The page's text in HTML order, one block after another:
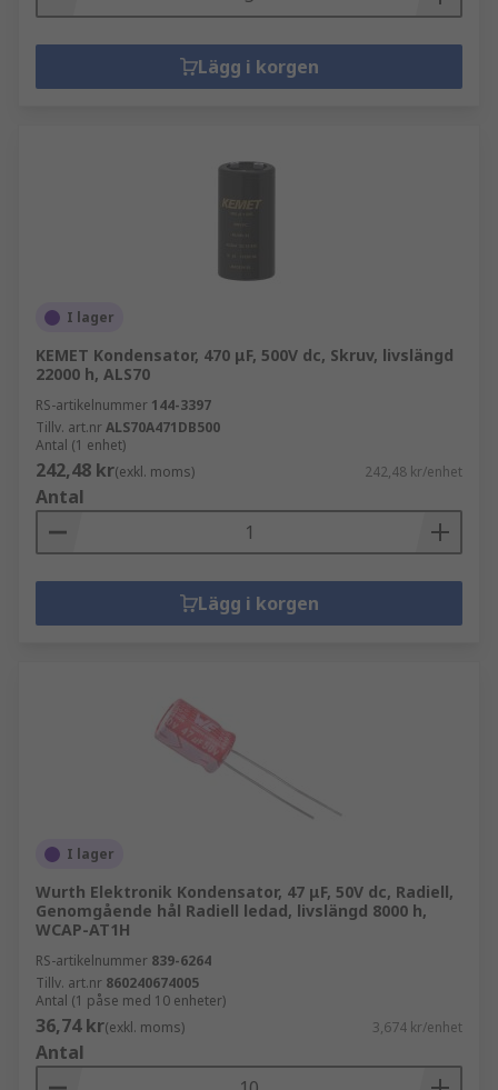
Lägg i korgen
I lager
KEMET Kondensator, 470 μF, 500V dc, Skruv, livslängd
22000 h, ALS70
RS-artikelnummer 144-3397
Tillv. art.nrALS70A471DB500
Antal (1 enhet)
242,48 kr(exkl. moms) 242,48 kr/enhet
Antal
Lägg i korgen
I lager
Wurth Elektronik Kondensator, 47 μF, 50V dc, Radiell,
Genomgående hål Radiell ledad, livslängd 8000 h,
WCAP-AT1H
RS-artikelnummer 839-6264
Tillv. art.nr 860240674005
Antal (1 påse med 10 enheter)
36,74 kr(exkl. moms) 3,674 kr/enhet
Antal